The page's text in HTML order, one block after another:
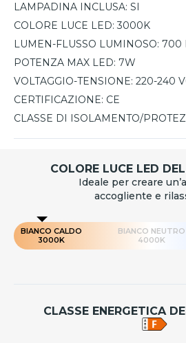
design per l’illuminazione esterna.
LAMPADINA INCLUSA: SI
COLORE LUCE LED: 3000K
LUMEN-FLUSSO LUMINOSO: 700
POTENZA MAX LED: 7W
VOLTAGGIO-TENSIONE: 220-240
CERTIFICAZIONE: CE
CLASSE DI ISOLAMENTO/
COLORE LUCE LED
Ideale per creare
accogliente e
BIANCO CALDO
3000K
BIANCO NEUTRO
4000K
CLASSE ENERGETICA